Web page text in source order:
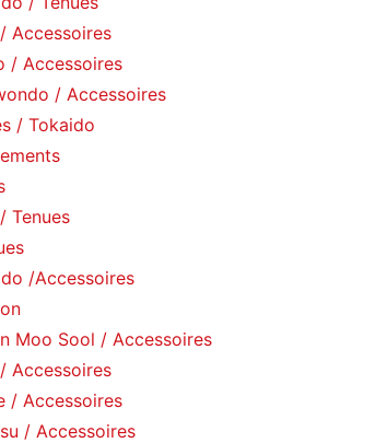
Accessoires
/ Accessoires
/ Accessoires
/ Tokaido
Tenues
/Accessoires
Moo Sool / Accessoires
Accessoires
/ Accessoires
/ Accessoires